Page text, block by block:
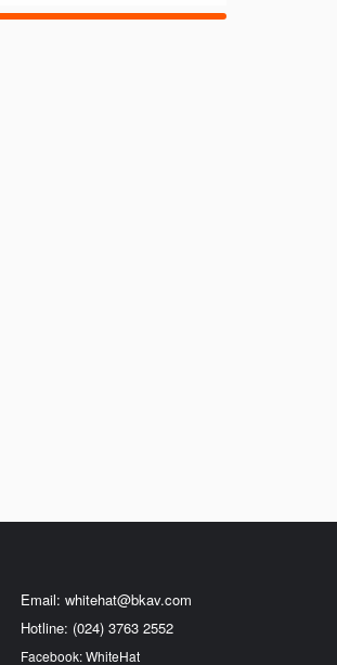
Email: whitehat@bkav.com
Hotline: (024) 3763 2552
Facebook: WhiteHat